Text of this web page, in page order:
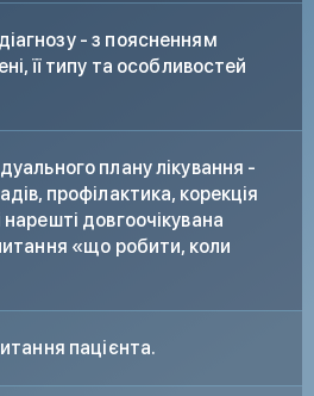
- з поясненням
її типу та особливостей
плану лікування -
профілактика, корекція
довгоочікувана
«що робити, коли
пацієнта.